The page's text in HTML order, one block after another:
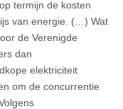
termijn de kosten
van energie. (…) Wat
de Verenigde
dan
elektriciteit
om de concurrentie